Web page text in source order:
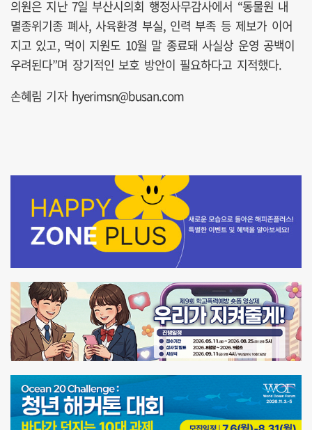
의원은 지난 7일 부산시의회 행정사무감사에서 “동물원 내
멸종위기종 폐사, 사육환경 부실, 인력 부족 등 제보가 이어
지고 있고, 먹이 지원도 10월 말 종료돼 사실상 운영 공백이
우려된다”며 장기적인 보호 방안이 필요하다고 지적했다.
손혜림 기자 hyerimsn@busan.com